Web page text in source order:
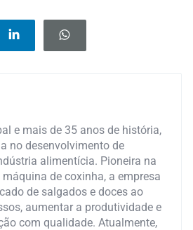
e mais de 35 anos de história,
no desenvolvimento de
alimentícia. Pioneira na
de coxinha, a empresa
de salgados e doces ao
aumentar a produtividade e
com qualidade. Atualmente,